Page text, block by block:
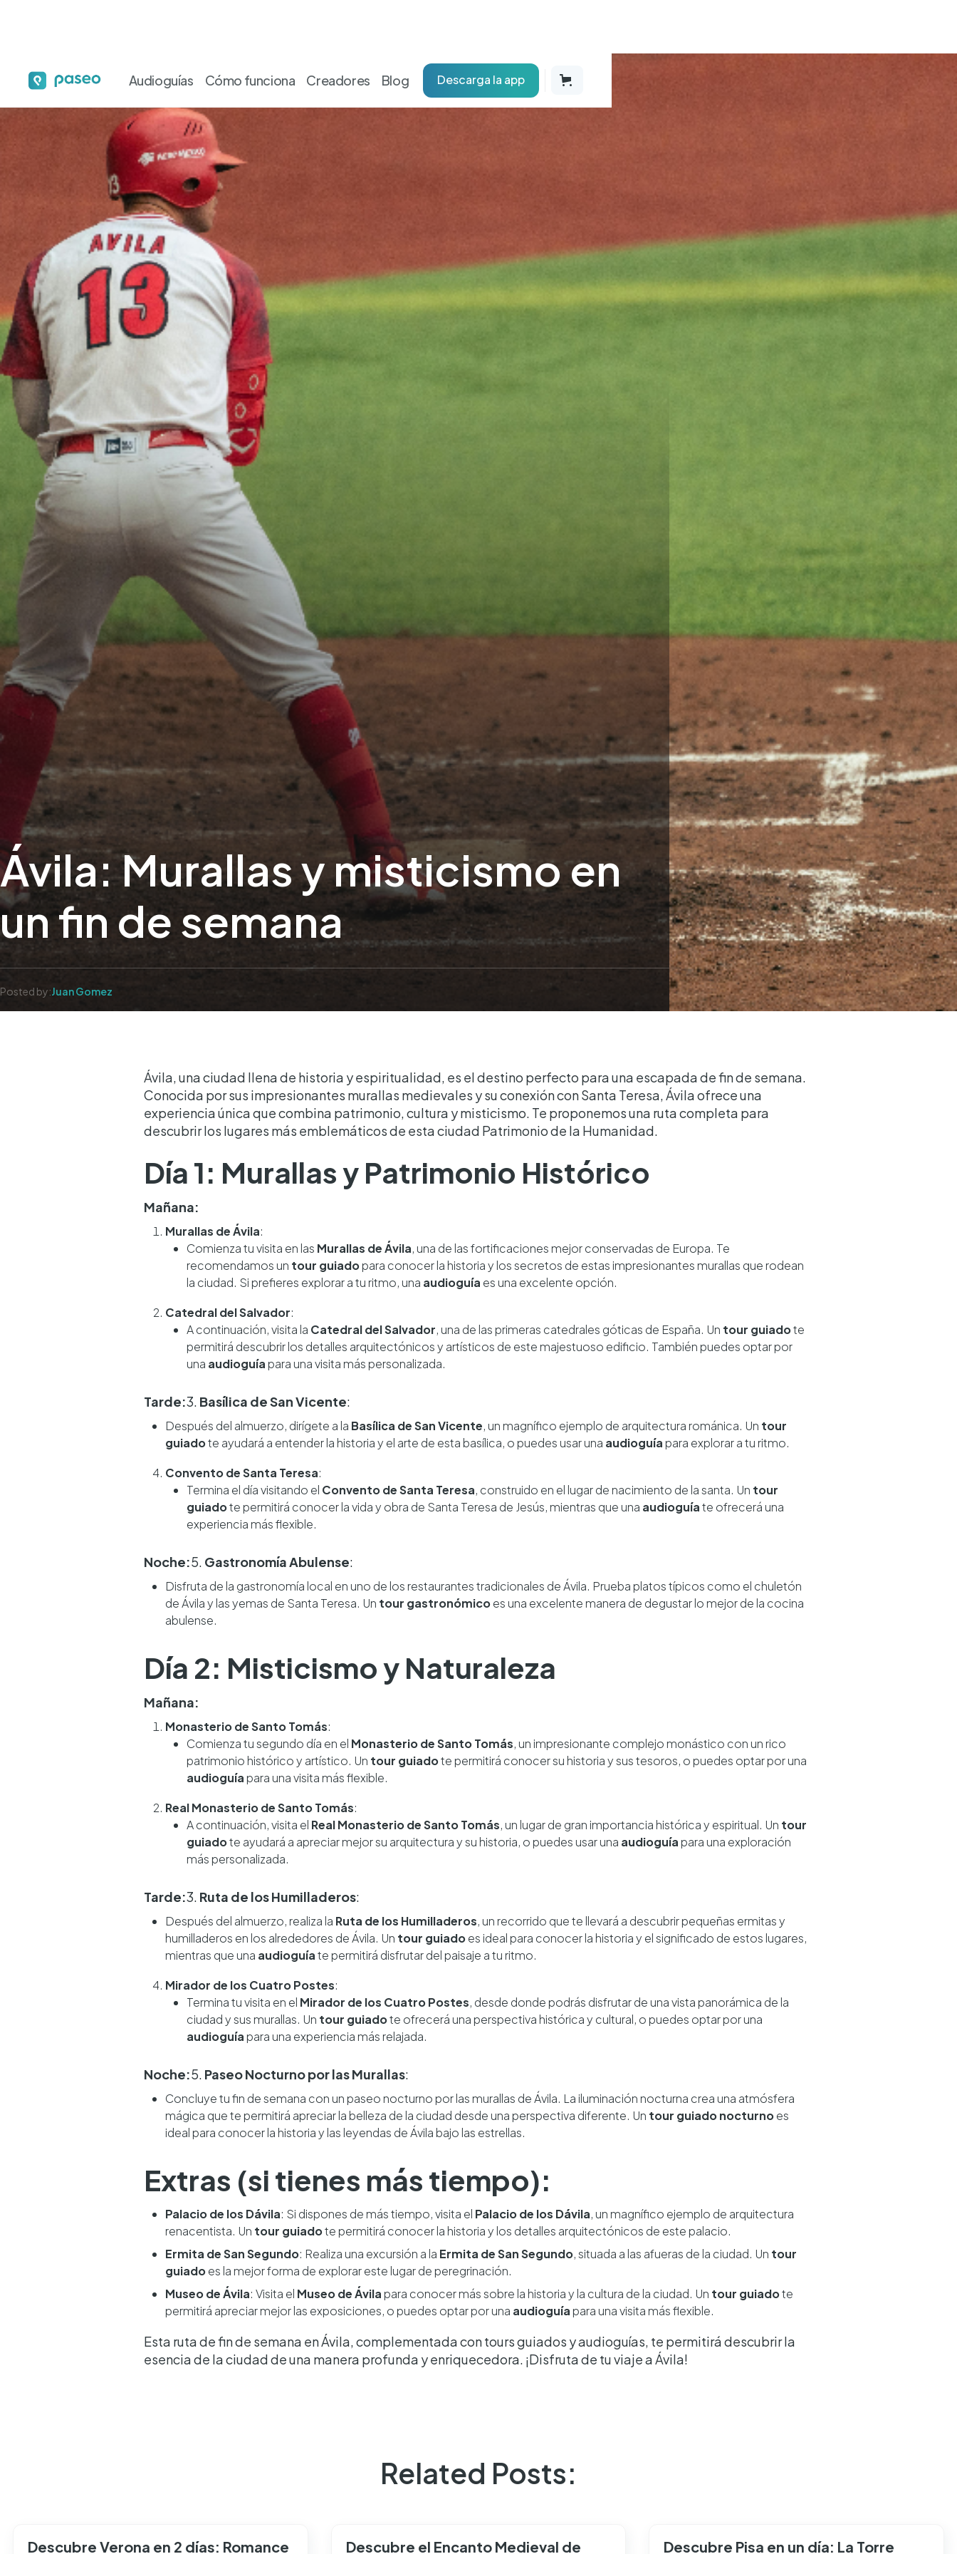
Audioguías Cómo funciona Creadores Blog Descarga la app
Ávila: Murallas y misticismo en
un fin de semana
Posted by:Juan Gomez
Ávila, una ciudad llena de historia y espiritualidad, es el destino perfecto para una escapada de fin de semana.
Conocida por sus impresionantes murallas medievales y su conexión con Santa Teresa, Ávila ofrece una
experiencia única que combina patrimonio, cultura y misticismo. Te proponemos una ruta completa para
descubrir los lugares más emblemáticos de esta ciudad Patrimonio de la Humanidad.
Día 1: Murallas y Patrimonio Histórico
Mañana:
Murallas de Ávila:
Comienza tu visita en las Murallas de Ávila, una de las fortificaciones mejor conservadas de Europa. Te
recomendamos un tour guiadopara conocer la historia y los secretos de estas impresionantes murallas que rodean
la ciudad. Si prefieres explorar a tu ritmo, una audioguía es una excelente opción.
Catedral del Salvador:
A continuación, visita la Catedral del Salvador, una de las primeras catedrales góticas de España. Un tour guiadote
permitirá descubrir los detalles arquitectónicos y artísticos de este majestuoso edificio. También puedes optar por
una audioguía para una visita más personalizada.
Tarde:3. Basílica de San Vicente:
Después del almuerzo, dirígete a la Basílica de San Vicente, un magnífico ejemplo de arquitectura románica. Un tour
guiadote ayudará a entender la historia y el arte de esta basílica, o puedes usar una audioguía para explorar a tu ritmo.
Convento de Santa Teresa:
Termina el día visitando el Convento de Santa Teresa, construido en el lugar de nacimiento de la santa. Un tour
guiadote permitirá conocer la vida y obra de Santa Teresa de Jesús, mientras que una audioguíate ofrecerá una
experiencia más flexible.
Noche:5. Gastronomía Abulense:
Disfruta de la gastronomía local en uno de los restaurantes tradicionales de Ávila. Prueba platos típicos como el chuletón
de Ávila y las yemas de Santa Teresa. Un tour gastronómicoes una excelente manera de degustar lo mejor de la cocina
abulense.
Día 2: Misticismo y Naturaleza
Mañana:
Monasterio de Santo Tomás:
Comienza tu segundo día en el Monasterio de Santo Tomás, un impresionante complejo monástico con un rico
patrimonio histórico y artístico. Un tour guiadote permitirá conocer su historia y sus tesoros, o puedes optar por una
audioguía para una visita más flexible.
Real Monasterio de Santo Tomás:
A continuación, visita el Real Monasterio de Santo Tomás, un lugar de gran importancia histórica y espiritual. Un tour
guiadote ayudará a apreciar mejor su arquitectura y su historia, o puedes usar una audioguía para una exploración
más personalizada.
Tarde:3. Ruta de los Humilladeros:
Después del almuerzo, realiza la Ruta de los Humilladeros, un recorrido que te llevará a descubrir pequeñas ermitas y
humilladeros en los alrededores de Ávila. Un tour guiadoes ideal para conocer la historia y el significado de estos lugares,
mientras que una audioguíate permitirá disfrutar del paisaje a tu ritmo.
Mirador de los Cuatro Postes:
Termina tu visita en el Mirador de los Cuatro Postes, desde donde podrás disfrutar de una vista panorámica de la
ciudad y sus murallas. Un tour guiadote ofrecerá una perspectiva histórica y cultural, o puedes optar por una
audioguía para una experiencia más relajada.
Noche:5. Paseo Nocturno por las Murallas:
Concluye tu fin de semana con un paseo nocturno por las murallas de Ávila. La iluminación nocturna crea una atmósfera
mágica que te permitirá apreciar la belleza de la ciudad desde una perspectiva diferente. Un tour guiado nocturnoes
ideal para conocer la historia y las leyendas de Ávila bajo las estrellas.
Extras (si tienes más tiempo):
Palacio de los Dávila: Si dispones de más tiempo, visita el Palacio de los Dávila, un magnífico ejemplo de arquitectura
renacentista. Un tour guiadote permitirá conocer la historia y los detalles arquitectónicos de este palacio.
Ermita de San Segundo: Realiza una excursión a la Ermita de San Segundo, situada a las afueras de la ciudad. Un tour
guiadoes la mejor forma de explorar este lugar de peregrinación.
Museo de Ávila: Visita el Museo de Ávila para conocer más sobre la historia y la cultura de la ciudad. Un tour guiadote
permitirá apreciar mejor las exposiciones, o puedes optar por una audioguía para una visita más flexible.
Esta ruta de fin de semana en Ávila, complementada con tours guiados y audioguías, te permitirá descubrir la
esencia de la ciudad de una manera profunda y enriquecedora. ¡Disfruta de tu viaje a Ávila!
Related Posts:
Descubre Verona en 2 días: Romance Descubre el Encanto Medieval de Descubre Pisa en un día: La Torre